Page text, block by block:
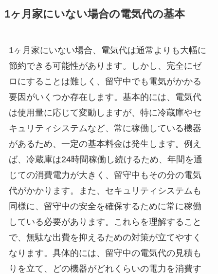
1ヶ月家にいない場合の電気代の基本
1ヶ月家にいない場合、電気代は通常よりも大幅に
節約できる可能性があります。しかし、完全にゼ
ロにすることは難しく、留守中でも電気がかかる
要因がいくつか存在します。基本的には、電気代
は使用量に応じて変動しますが、特に冷蔵庫やセ
キュリティシステムなど、常に稼働している機器
があるため、一定の基本料金は発生します。例え
ば、冷蔵庫は24時間稼働し続けるため、年間を通
じての消費電力が大きく、留守中もその分の電気
代がかかります。また、セキュリティシステムも
同様に、留守中の安全を確保するために常に稼働
している必要があります。これらを理解すること
で、無駄な出費を抑えるための対策が立てやすく
なります。具体的には、留守中の電気代の見積も
りを立て、どの機器がどれくらいの電力を消費す